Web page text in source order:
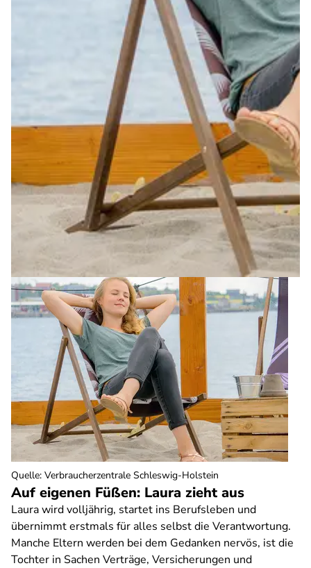
Auf eigenen Füßen: Laura zieht aus
Laura wird volljährig, startet ins Berufsleben und
übernimmt erstmals für alles selbst die Verantwortung.
Manche Eltern werden bei dem Gedanken nervös, ist die
Tochter in Sachen Verträge, Versicherungen und
Quelle: Verbraucherzentrale Schleswig-Holstein